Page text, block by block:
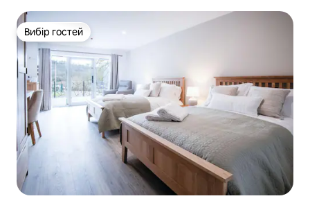
Вибір гостей
Вибір гостей